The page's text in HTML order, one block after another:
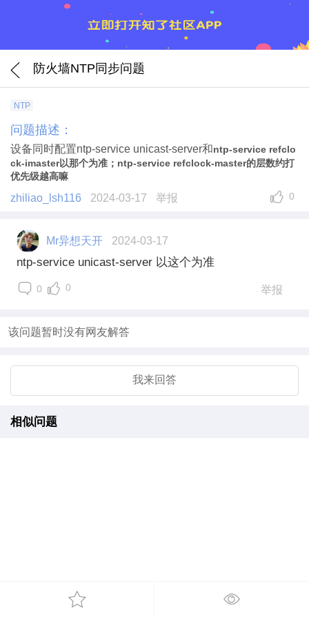
防火墙NTP同步问题
NTP
问题描述：
设备同时配置ntp-service unicast-server和ntp-service refclo
ck-imaster以那个为准； ntp-service refclock-master的层数约打
优先级越高嘛
zhiliao_lsh116 2024-03-17 举报 0
Mr异想天开 2024-03-17
ntp-service unicast-server 以这个为准
0 0 举报
该问题暂时没有网友解答
我来回答
相似问题